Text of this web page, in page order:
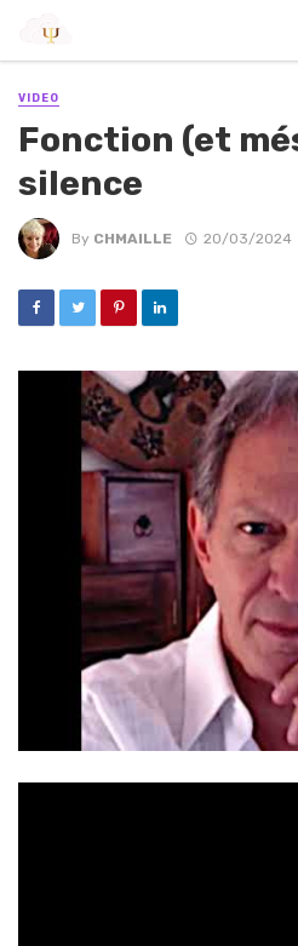
VIDEO
Fonction (et
silence
By CHMAILLE 20/03/2024